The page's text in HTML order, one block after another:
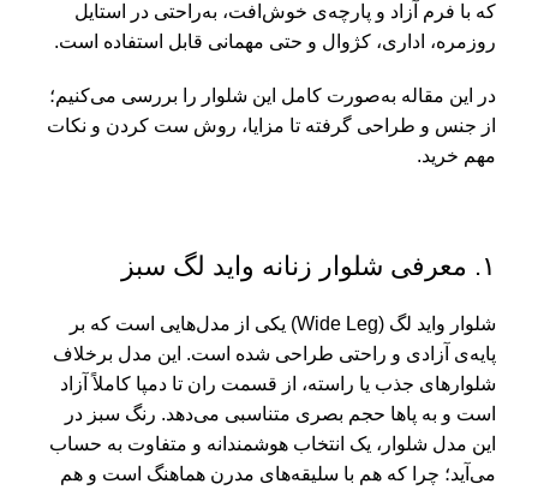
که با فرم آزاد و پارچه‌ی خوش‌افت، به‌راحتی در استایل
روزمره، اداری، کژوال و حتی مهمانی قابل استفاده است.
در این مقاله به‌صورت کامل این شلوار را بررسی می‌کنیم؛
از جنس و طراحی گرفته تا مزایا، روش ست کردن و نکات
مهم خرید.
۱. معرفی شلوار زنانه واید لگ سبز
شلوار واید لگ (Wide Leg) یکی از مدل‌هایی است که بر
پایه‌ی آزادی و راحتی طراحی شده است. این مدل برخلاف
شلوارهای جذب یا راسته، از قسمت ران تا دمپا کاملاً آزاد
است و به پاها حجم بصری متناسبی می‌دهد. رنگ سبز در
این مدل شلوار، یک انتخاب هوشمندانه و متفاوت به حساب
می‌آید؛ چرا که هم با سلیقه‌های مدرن هماهنگ است و هم